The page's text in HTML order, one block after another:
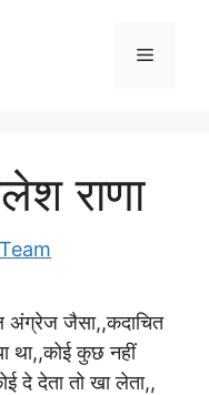
Menu
राणा
अंग्रेज जैसा,,कदाचित
था,,कोई कुछ नहीं
दे देता तो खा लेता,,